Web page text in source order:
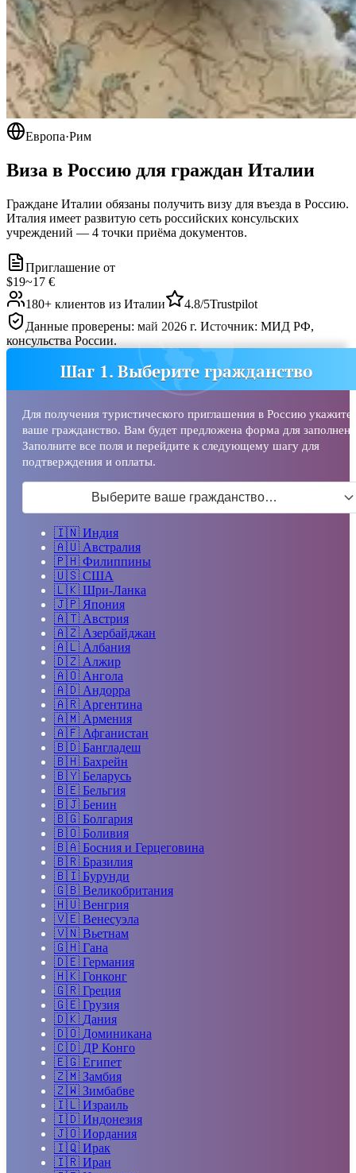
Европа·Рим
Виза в Россию для граждан Италии
Граждане Италии обязаны получить визу для въезда в Россию.
Италия имеет развитую сеть российских консульских
учреждений — 4 точки приёма документов.
Приглашение от
$19~17 €
180+ клиентов из Италии 4.8/5Trustpilot
Данные проверены: май 2026 г. Источник: МИД РФ,
консульства России.
Шаг 1. Выберите гражданство
Для получения туристического приглашения в Россию укажите
ваше гражданство. Вам будет предложена форма для
Заполните все поля и перейдите к следующему шагу для
подтверждения и оплаты.
Выберите ваше гражданство…
🇮🇳 Индия
🇦🇺 Австралия
🇵🇭 Филиппины
🇺🇸 США
🇱🇰 Шри-Ланка
🇯🇵 Япония
🇦🇹 Австрия
🇦🇿 Азербайджан
🇦🇱 Албания
🇩🇿 Алжир
🇦🇴 Ангола
🇦🇩 Андорра
🇦🇷 Аргентина
🇦🇲 Армения
🇦🇫 Афганистан
🇧🇩 Бангладеш
🇧🇭 Бахрейн
🇧🇾 Беларусь
🇧🇪 Бельгия
🇧🇯 Бенин
🇧🇬 Болгария
🇧🇴 Боливия
🇧🇦 Босния и Герцеговина
🇧🇷 Бразилия
🇧🇮 Бурунди
🇬🇧 Великобритания
🇭🇺 Венгрия
🇻🇪 Венесуэла
🇻🇳 Вьетнам
🇬🇭 Гана
🇩🇪 Германия
🇭🇰 Гонконг
🇬🇷 Греция
🇬🇪 Грузия
🇩🇰 Дания
🇩🇴 Доминикана
🇨🇩 ДР Конго
🇪🇬 Египет
🇿🇲 Замбия
🇿🇼 Зимбабве
🇮🇱 Израиль
🇮🇩 Индонезия
🇯🇴 Иордания
🇮🇶 Ирак
🇮🇷 Иран